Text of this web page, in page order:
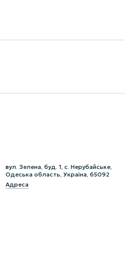
вул. Зелена, буд. 1, с. Нерубайське,
Одеська область, Україна, 65092
Адреса